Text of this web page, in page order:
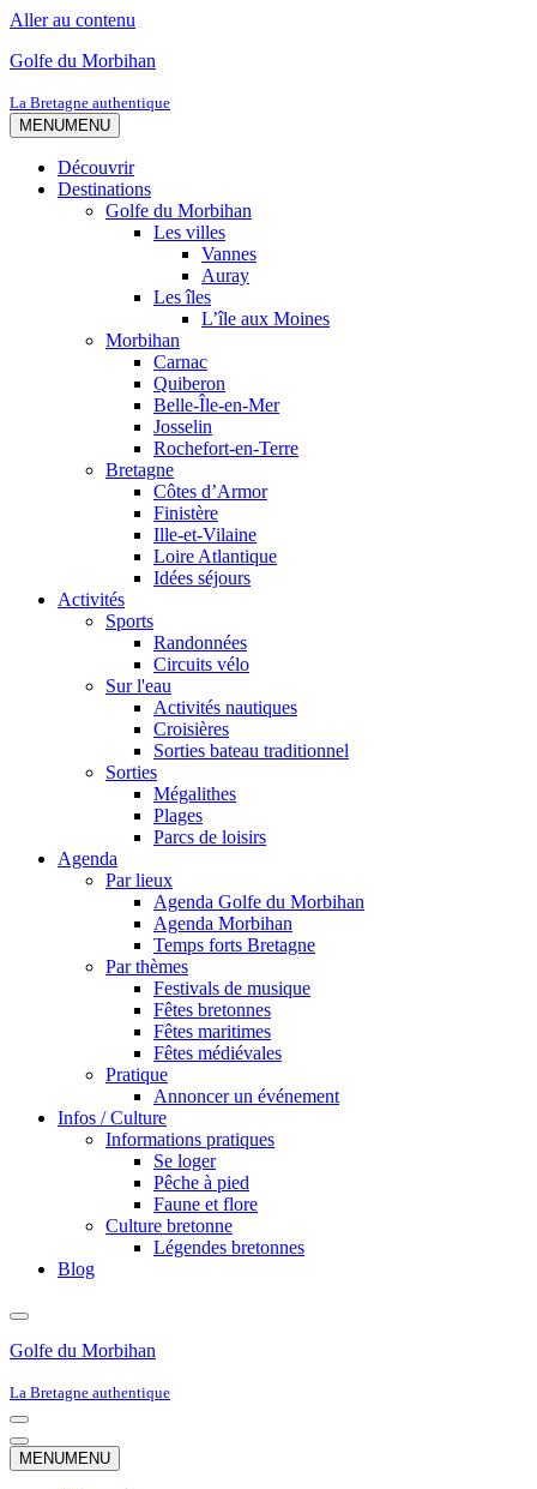
Aller au contenu
Golfe du Morbihan
La Bretagne authentique
MENUMENU
Découvrir
Destinations
Golfe du Morbihan
Les villes
Vannes
Auray
Les îles
L’île aux Moines
Morbihan
Carnac
Quiberon
Belle-Île-en-Mer
Josselin
Rochefort-en-Terre
Bretagne
Côtes d’Armor
Finistère
Ille-et-Vilaine
Loire Atlantique
Idées séjours
Activités
Sports
Randonnées
Circuits vélo
Sur l'eau
Activités nautiques
Croisières
Sorties bateau traditionnel
Sorties
Mégalithes
Plages
Parcs de loisirs
Agenda
Par lieux
Agenda Golfe du Morbihan
Agenda Morbihan
Temps forts Bretagne
Par thèmes
Festivals de musique
Fêtes bretonnes
Fêtes maritimes
Fêtes médiévales
Pratique
Annoncer un événement
Infos / Culture
Informations pratiques
Se loger
Pêche à pied
Faune et flore
Culture bretonne
Légendes bretonnes
Blog
Golfe du Morbihan
La Bretagne authentique
Menu
de
navigation
Menu
de
MENUMENU